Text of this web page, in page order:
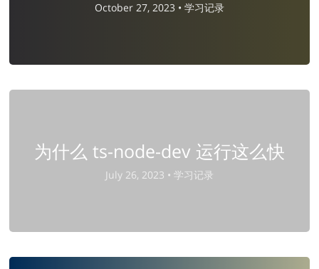
October 27, 2023 • 学习记录
为什么 ts-node-dev 运行这么快
July 26, 2023 • 学习记录